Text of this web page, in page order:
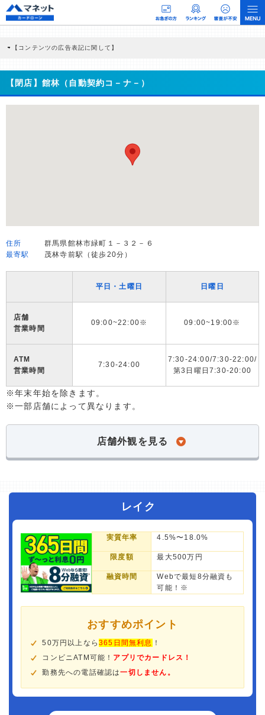
【コンテンツの広告表記に関して】
商品を根拠なくPRするものではなく、当編集部の調査／ユーザーへの口コミ収集な
どに基づき、公平性を担保した情報提供を行っています。
>提携企業一覧
【閉店】館林（自動契約コ－ナ－）
住所
群馬県館林市緑町１－３２－６
最寄駅
茂林寺前駅（徒歩20分）
平日・土曜日 日曜日
店舗
営業時間
09:00~22:00※ 09:00~19:00※
ATM
営業時間
7:30-24:00
7:30-24:00/7:30-22:00/
第3日曜日7:30-20:00
※年末年始を除きます。
※一部店舗によって異なります。
店舗外観を見る
レイク
実質年率 4.5%〜18.0%
限度額 最大500万円
融資時間
Webで最短8分融資も
可能！※
おすすめポイント
50万円以上なら365日間無利息 ！
コンビニATM可能！ アプリでカードレス！
勤務先への電話確認は一切しません。